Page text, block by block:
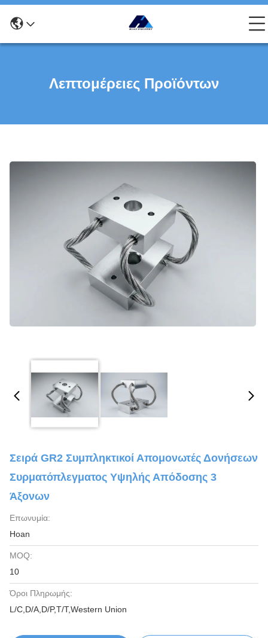
Λεπτομέρειες Προϊόντων
Σειρά GR2 Συμπληκτικοί Απομονωτές Δονήσεων
Συρματόπλεγματος Υψηλής Απόδοσης 3
Άξονων
Επωνυμία:
Hoan
MOQ:
10
Όροι Πληρωμής:
L/C,D/A,D/P,T/T,Western Union